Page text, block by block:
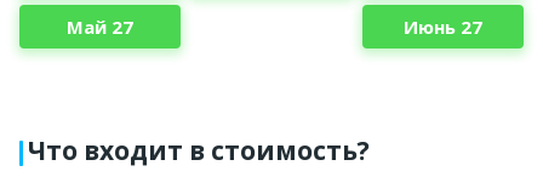
Май 27 Июнь 27
Что входит в стоимость?